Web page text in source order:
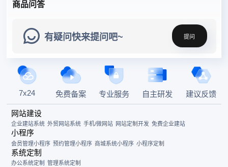
商品问答
有疑问快来提问吧~ 提问
7x24 免费备案 专业服务 自主研发 建议反馈
网站建设
企业建站系统 外贸网站系统 手机/微网站 网站定制开发 免费企业建站
小程序
会员管理小程序 预约管理小程序 商城系统小程序 小程序定制
系统定制
办公系统定制 管理系统定制